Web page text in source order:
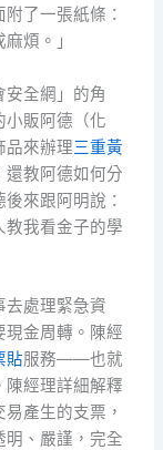
了一張紙條：
煩。」
安全網」的角
小販阿德（化
品來辦理三重黃
還教阿德如何分
來跟阿明說：
教我看金子的學
去處理緊急資
現金周轉。陳經
貼服務——也就
陳經理詳細解釋
產生的支票，
明、嚴謹，完全